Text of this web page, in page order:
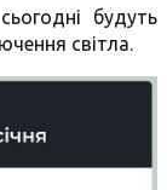
будуть
світла.